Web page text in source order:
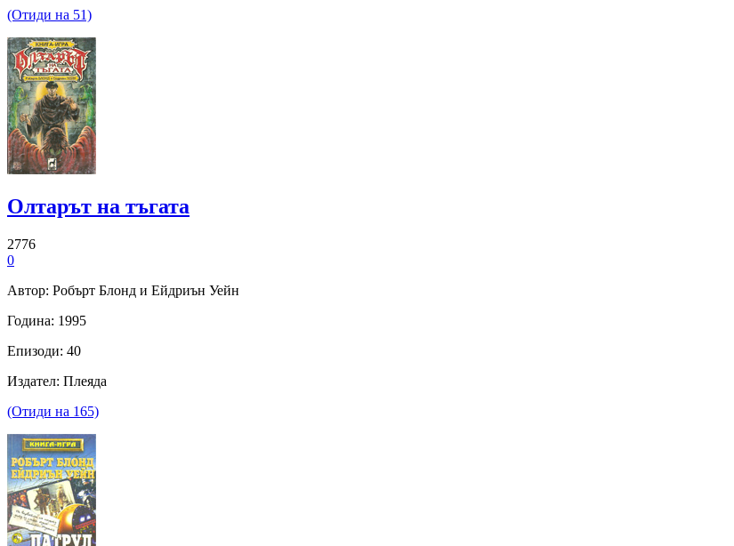
(Отиди на 51)
Олтарът на тъгата
2776
0
Автор: Робърт Блонд и Ейдриън Уейн
Година: 1995
Епизоди: 40
Издател: Плеяда
(Отиди на 165)